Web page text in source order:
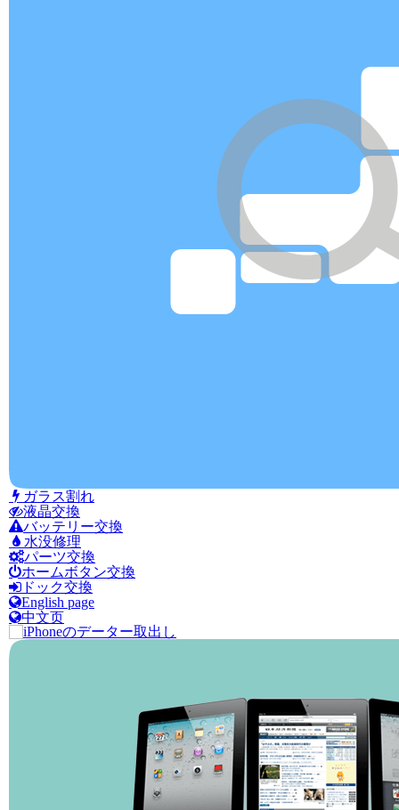
ガラス割れ
液晶交換
バッテリー交換
水没修理
パーツ交換
ホームボタン交換
ドック交換
English page
中文页